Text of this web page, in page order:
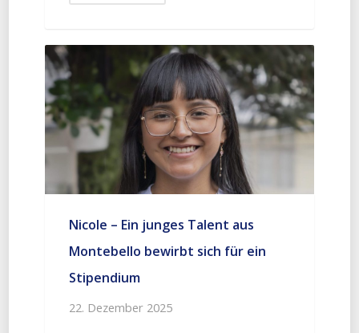
Nicole – Ein junges Talent aus
Montebello bewirbt sich für ein
Stipendium
22. Dezember 2025